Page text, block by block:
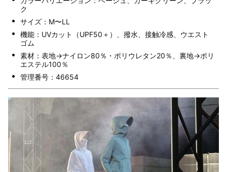
ク
サイズ：M〜LL
機能：UVカット（UPF50＋）、撥水、接触冷感、ウエスト
ゴム
素材：表地→ナイロン80％・ポリウレタン20％、裏地→ポリ
エステル100％
管理番号：46654